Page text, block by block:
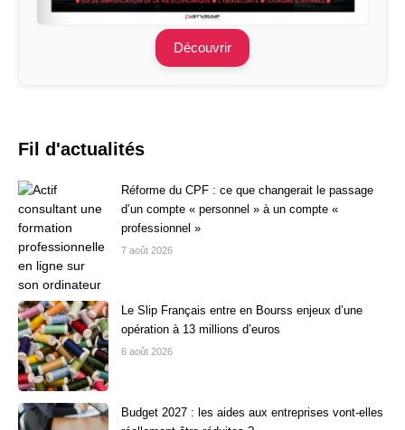
Découvrir
Fil d'actualités
Réforme du CPF : ce que changerait le passage
d’un compte « personnel » à un compte «
professionnel »
7 août 2026
Le Slip Français entre en Bourss enjeux d’une
opération à 13 millions d’euros
6 août 2026
Budget 2027 : les aides aux entreprises vont-elles